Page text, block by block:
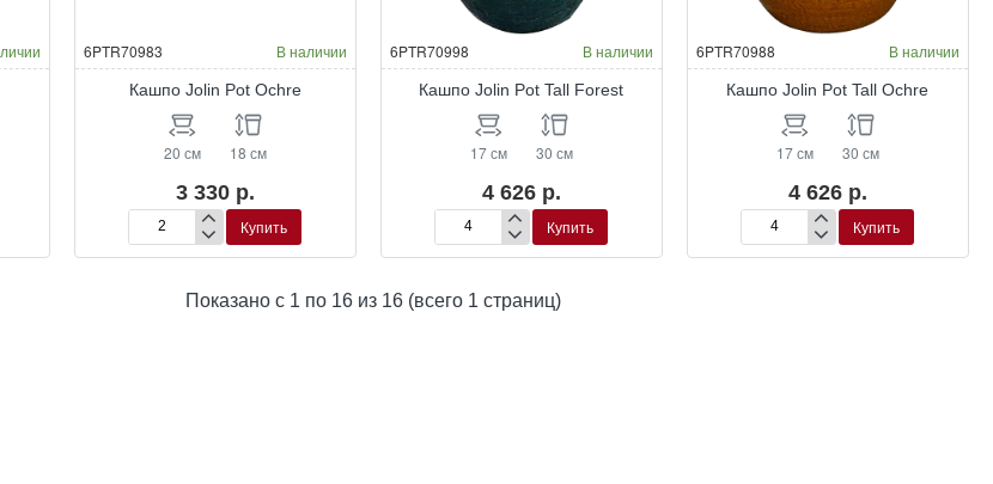
6PTR70983 В наличии
Кашпо Jolin Pot Ochre
20 см 18 см
3 330 р.
Кашпо
Jolin
Купить
6PTR70998 В наличии
Кашпо Jolin Pot Tall Forest
17 см 30 см
4 626 р.
Кашпо
Jolin
Tall
Купить
6PTR70988 В наличии
Кашпо Jolin Pot Tall Ochre
17 см 30 см
4 626 р.
Кашпо
Jolin
Купить
Показано с 1 по 16 из 16 (всего 1 страниц)